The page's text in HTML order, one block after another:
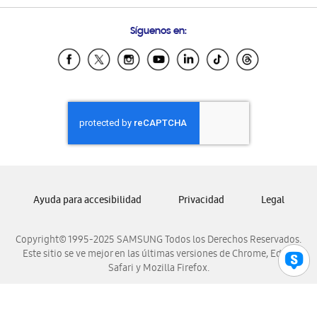
Samsung Ecuador
Samsung El Salvador
Samsung Honduras
Samsung Nicaragua
Samsung Panamá
Samsung Venezuela
Síguenos en:
Copyright© 1995-2025 SAMSUNG Todos los Derechos Reservados.
Este sitio se ve mejor en las últimas versiones de Chrome, Edge,
Safari y Mozilla Firefox.
Ayuda para accesibilidad Privacidad Legal